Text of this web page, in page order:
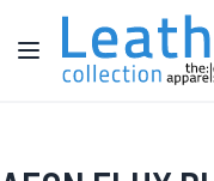
Aller au contenu
Affichage navigation